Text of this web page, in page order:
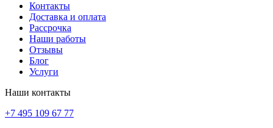
Контакты
Доставка и оплата
Рассрочка
Наши работы
Отзывы
Блог
Услуги
Наши контакты
+7 495 109 67 77